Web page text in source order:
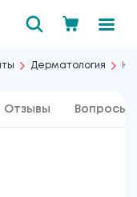
Дерматология
Отзывы Вопросы